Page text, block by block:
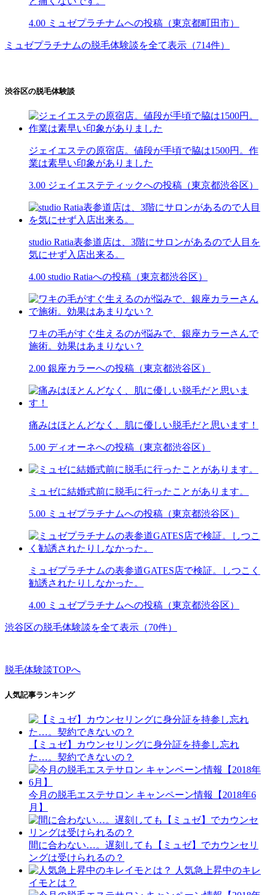
4.00 ミュゼプラチナムへの投稿（東京都町田市）
ミュゼプラチナムの脱毛体験談を全て表示（714件）
渋谷区の脱毛体験談
ジェイエステの原宿店。値段が手頃で脇は1500円。作
業は素早い印象がありました
3.00 ジェイエステティックへの投稿（東京都渋谷区）
studio Ratia表参道店は、3階にサロンがあるので人目を
気にせず入店出来る。
4.00 studio Ratiaへの投稿（東京都渋谷区）
ワキの毛がすぐ生えるのが悩みで、銀座カラーさんで
施術。効果はあまりない？
2.00 銀座カラーへの投稿（東京都渋谷区）
痛みはほとんどなく、肌に優しい脱毛だと思います！
5.00 ディオーネへの投稿（東京都渋谷区）
ミュゼに結婚式前に脱毛に行ったことがあります。
5.00 ミュゼプラチナムへの投稿（東京都渋谷区）
ミュゼプラチナムの表参道GATES店で検証。しつこく
勧誘されたりしなかった。
4.00 ミュゼプラチナムへの投稿（東京都渋谷区）
渋谷区の脱毛体験談を全て表示（70件）
脱毛体験談TOPへ
人気記事ランキング
【ミュゼ】カウンセリングに身分証を持参し忘れ
た…。契約できないの？
今月の脱毛エステサロン キャンペーン情報【2018年6
月】
間に合わない…。遅刻しても【ミュゼ】でカウンセリ
ングは受けられるの？
人気急上昇中のキレ
イモとは？